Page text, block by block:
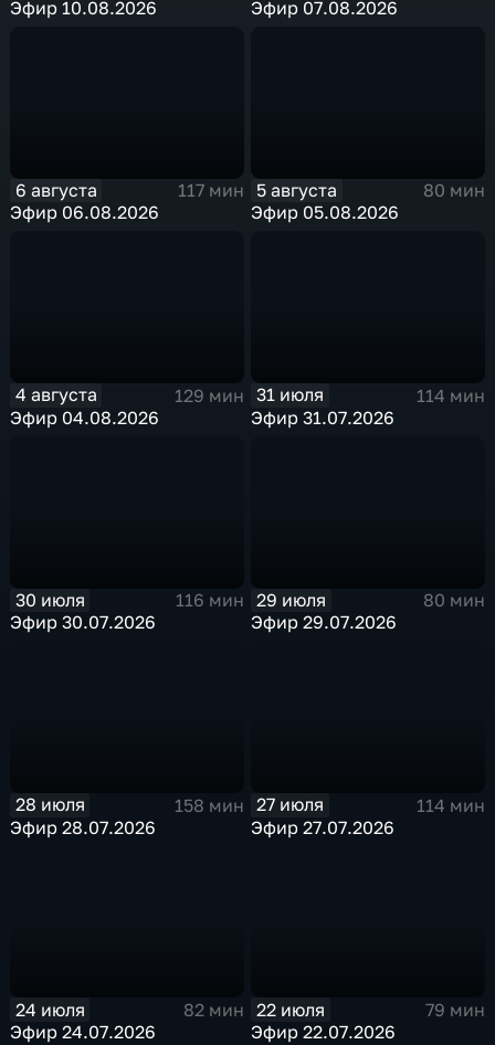
Эфир 10.08.2026
Эфир 07.08.2026
6 августа
117 мин
Эфир 06.08.2026
5 августа
80 мин
Эфир 05.08.2026
4 августа
129 мин
Эфир 04.08.2026
31 июля
114 мин
Эфир 31.07.2026
30 июля
116 мин
Эфир 30.07.2026
29 июля
80 мин
Эфир 29.07.2026
28 июля
158 мин
Эфир 28.07.2026
27 июля
114 мин
Эфир 27.07.2026
24 июля
82 мин
Эфир 24.07.2026
22 июля
79 мин
Эфир 22.07.2026